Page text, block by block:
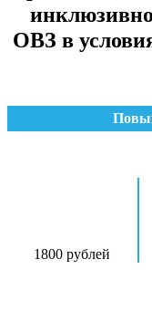
ОВЗ в
1800 рублей